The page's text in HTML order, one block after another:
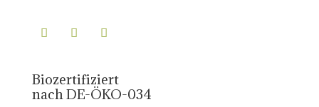
Biozertifiziert
nach DE-ÖKO-034